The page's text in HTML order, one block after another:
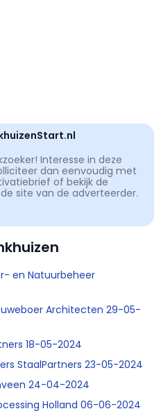
Interesse in deze
dan eenvoudig met
of bekijk de
site van de adverteerder.
en Natuurbeheer
Architecten 29-05-
18-05-2024
StaalPartners 23-05-2024
24-04-2024
Holland 06-06-2024